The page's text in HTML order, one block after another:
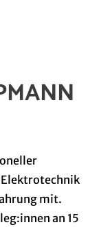
mit.
an 15